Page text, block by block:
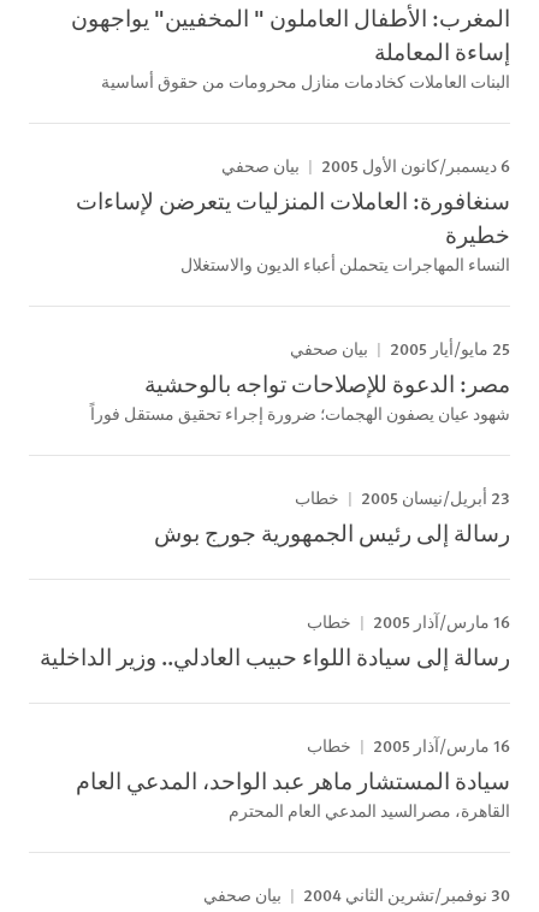
المغرب: الأطفال العاملون " المخفيين" يواجهون
إساءة المعاملة
البنات العاملات كخادمات منازل محرومات من حقوق أساسية
6 ديسمبر/كانون الأول 2005 بيان صحفي
سنغافورة: العاملات المنزليات يتعرضن لإساءات
خطيرة
النساء المهاجرات يتحملن أعباء الديون والاستغلال
25 مايو/أيار 2005 بيان صحفي
مصر: الدعوة للإصلاحات تواجه بالوحشية
شهود عيان يصفون الهجمات؛ ضرورة إجراء تحقيق مستقل فوراً
23 أبريل/نيسان 2005 خطاب
رسالة إلى رئيس الجمهورية جورج بوش
16 مارس/آذار 2005 خطاب
رسالة إلى سيادة اللواء حبيب العادلي.. وزير الداخلية
16 مارس/آذار 2005 خطاب
سيادة المستشار ماهر عبد الواحد، المدعي العام
القاهرة، مصرالسيد المدعي العام المحترم
30 نوفمبر/تشرين الثاني 2004 بيان صحفي